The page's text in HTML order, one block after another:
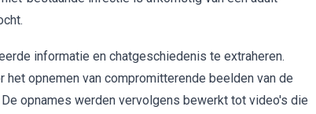
informatie en chatgeschiedenis te extraheren.
opnemen van compromitterende beelden van de
opnames werden vervolgens bewerkt tot video's die